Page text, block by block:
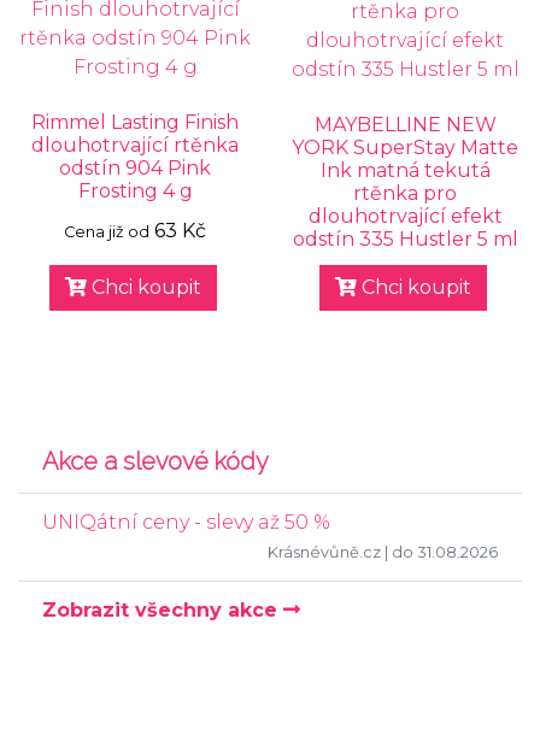
Rimmel Lasting Finish
dlouhotrvající rtěnka
odstín 904 Pink
Frosting 4 g
Cena již od 63 Kč
Chci koupit
MAYBELLINE NEW
YORK SuperStay Matte
Ink matná tekutá
rtěnka pro
dlouhotrvající efekt
odstín 335 Hustler 5 ml
Chci koupit
Akce a slevové kódy
UNIQátní ceny - slevy až 50 %
Krásnévůně.cz | do 31.08.2026
Zobrazit všechny akce